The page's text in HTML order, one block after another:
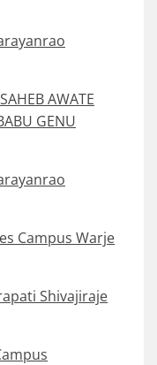
AWATE
GENU
Campus Warje
Shivajiraje